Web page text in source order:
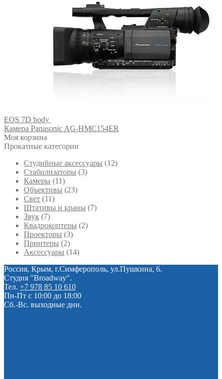
EOS 7D body
Камера Panasonic AG-HMC154ER
Моя корзина
Прокатные категории
Студийные аксессуары (12)
Стабилизаторы (3)
Камеры (11)
Объективы (23)
Свет (11)
Штативы и краны (7)
Звук (7)
Квадрокоптеры (2)
Проекторы (3)
Принтеры (2)
Аксессуары (14)
Россия, Крым, г.Симферополь, ул.Пушкина, 6.
Студия "Broadway".
Тел. +7 978 85 10 610
Пн-Пт с 10:00 до 18:00
Сб.-Вс. выходные дни.